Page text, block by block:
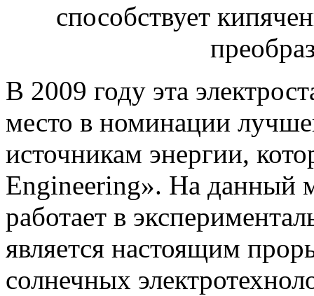
В 2009 году эта
место в номинации
источникам энергии,
Engineering». На данный
работает в
является настоящим
солнечных